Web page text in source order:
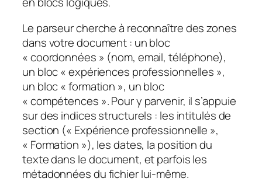
Le parseur cherche à reconnaître des zones
dans votre document : un bloc
« coordonnées » (nom, email, téléphone),
un bloc « expériences professionnelles »,
un bloc « formation », un bloc
« compétences ». Pour y parvenir, il s’appuie
sur des indices structurels : les intitulés de
section (« Expérience professionnelle »,
« Formation »), les dates, la position du
texte dans le document, et parfois les
métadonnées du fichier lui-même.